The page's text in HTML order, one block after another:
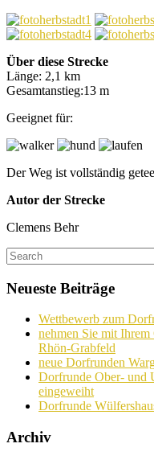
Über diese Strecke
Länge: 2,1 km
Gesamtanstieg:13 m
Geeignet für:
Der Weg ist vollständig
Autor der Strecke
Clemens Behr
Neueste Beiträge
Wettbewerb zum
nehmen Sie mit
Rhön-Grabfeld
neue Dorfrunden
Dorfrunde Ober- und
eingeweiht
Dorfrunde
Archiv